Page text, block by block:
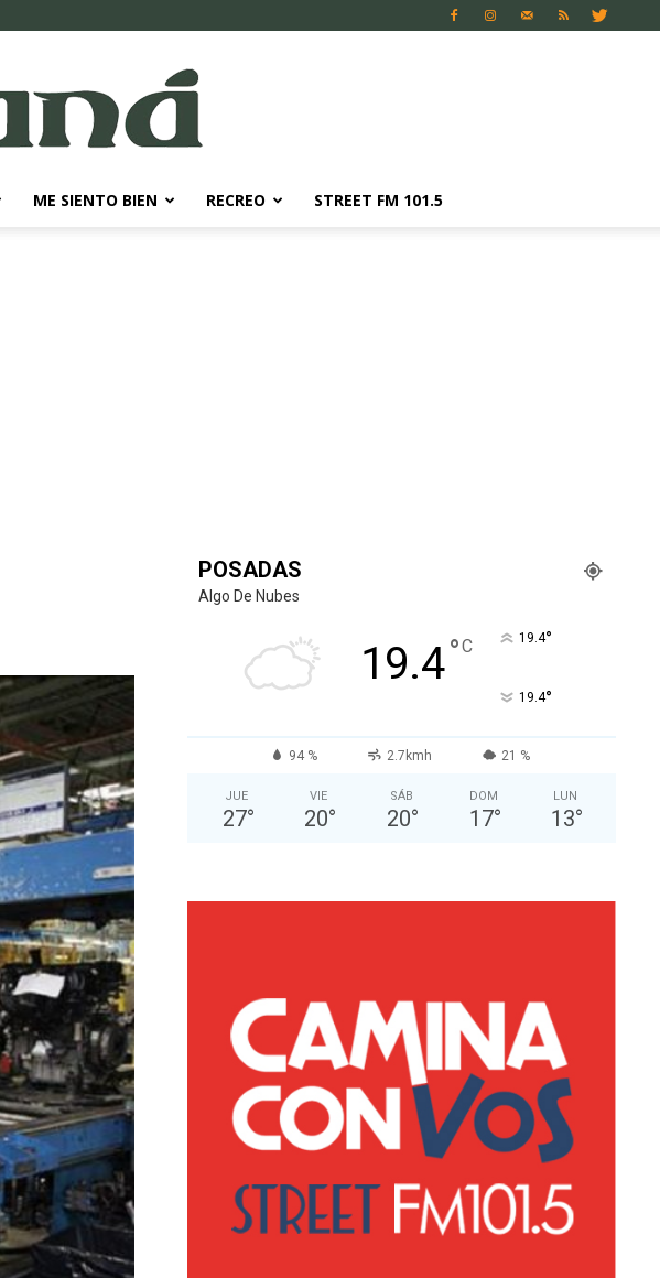
ME SIENTO BIEN RECREO STREET FM 101.5
POSADAS
Algo De Nubes
19.4°C 19.4°
19.4°
94 % 2.7kmh 21 %
JUE
27°
VIE
20°
SÁB
20°
DOM
17°
LUN
13°